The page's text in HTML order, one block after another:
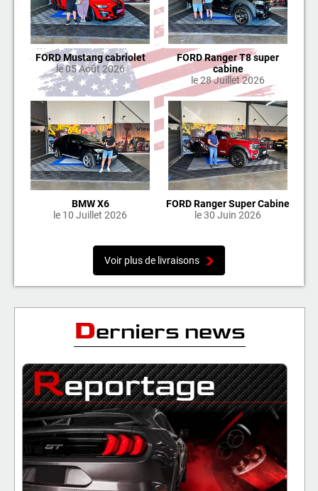
FORD Mustang cabriolet
le 05 Août 2026
FORD Ranger T8 super
cabine
le 28 Juillet 2026
BMW X6
le 10 Juillet 2026
FORD Ranger Super Cabine
le 30 Juin 2026
Voir plus de livraisons
Derniers news